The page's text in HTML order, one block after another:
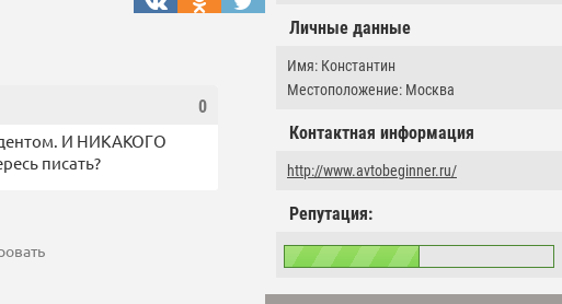
Личные данные
Имя: Константин
Местоположение: Москва
Контактная информация
http://www.avtobeginner.ru/
Репутация:
0
И НИКАКОГО
писать?